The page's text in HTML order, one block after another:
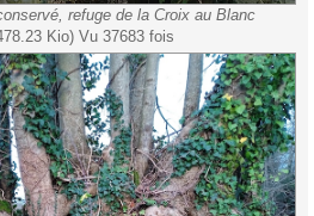
refuge de la Croix au Blanc
Kio) Vu 37683 fois